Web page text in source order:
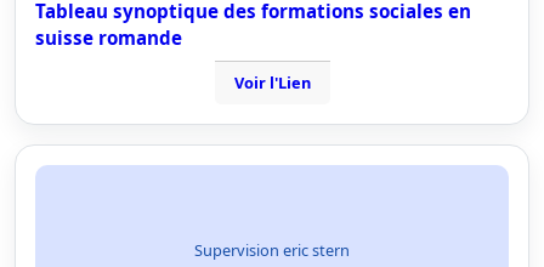
Tableau synoptique des formations sociales en
suisse romande
Voir l'Lien
Supervision eric stern